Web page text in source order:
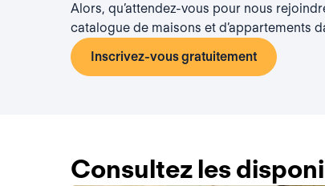
Alors, qu’attendez-vous pour nous
catalogue de maisons et d’appartements
Inscrivez-vous gratuitement
Consultez les